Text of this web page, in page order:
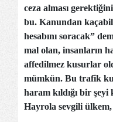
ceza alması
bu. Kanundan
hesabını soracak”
mal olan, insanların
affedilmez kusurlar
mümkün. Bu trafik
haram kıldığı bir
Hayrola sevgili ülkem,